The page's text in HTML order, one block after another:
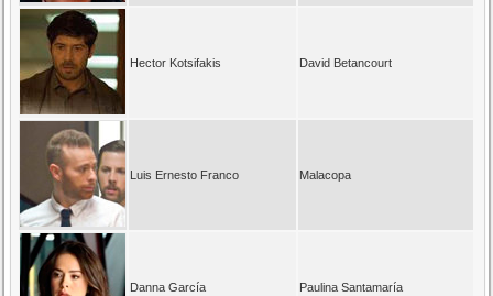
Hector Kotsifakis David Betancourt
Luis Ernesto Franco Malacopa
Danna García Paulina Santamaría